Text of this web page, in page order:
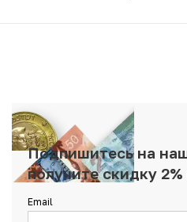
Подпишитесь на
получите скидку
Email